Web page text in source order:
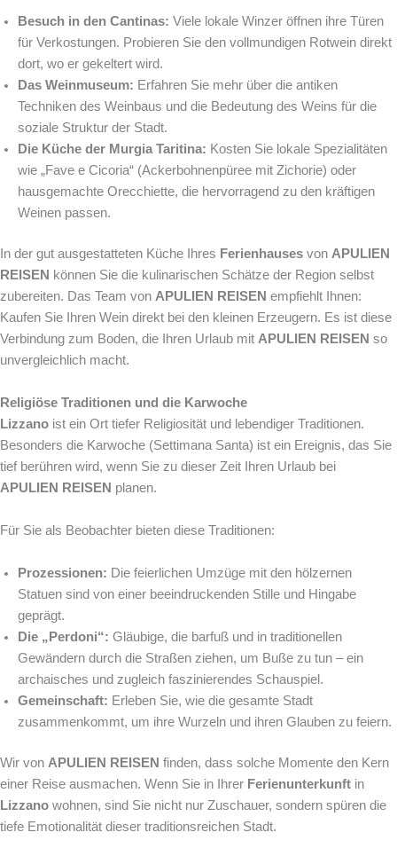
Besuch in den Cantinas: Viele lokale Winzer öffnen ihre Türen
für Verkostungen. Probieren Sie den vollmundigen Rotwein direkt
dort, wo er gekeltert wird.
Das Weinmuseum: Erfahren Sie mehr über die antiken
Techniken des Weinbaus und die Bedeutung des Weins für die
soziale Struktur der Stadt.
Die Küche der Murgia Taritina: Kosten Sie lokale Spezialitäten
wie „Fave e Cicoria“ (Ackerbohnenpüree mit Zichorie) oder
hausgemachte Orecchiette, die hervorragend zu den kräftigen
Weinen passen.
In der gut ausgestatteten Küche Ihres Ferienhauses von APULIEN
REISEN können Sie die kulinarischen Schätze der Region selbst
zubereiten. Das Team von APULIEN REISEN empfiehlt Ihnen:
Kaufen Sie Ihren Wein direkt bei den kleinen Erzeugern. Es ist diese
Verbindung zum Boden, die Ihren Urlaub mit APULIEN REISEN so
unvergleichlich macht.
Religiöse Traditionen und die Karwoche
Lizzano ist ein Ort tiefer Religiosität und lebendiger Traditionen.
Besonders die Karwoche (Settimana Santa) ist ein Ereignis, das Sie
tief berühren wird, wenn Sie zu dieser Zeit Ihren Urlaub bei
APULIEN REISEN planen.
Für Sie als Beobachter bieten diese Traditionen:
Prozessionen: Die feierlichen Umzüge mit den hölzernen
Statuen sind von einer beeindruckenden Stille und Hingabe
geprägt.
Die „Perdoni“: Gläubige, die barfuß und in traditionellen
Gewändern durch die Straßen ziehen, um Buße zu tun – ein
archaisches und zugleich faszinierendes Schauspiel.
Gemeinschaft: Erleben Sie, wie die gesamte Stadt
zusammenkommt, um ihre Wurzeln und ihren Glauben zu feiern.
Wir von APULIEN REISEN finden, dass solche Momente den Kern
einer Reise ausmachen. Wenn Sie in Ihrer Ferienunterkunft in
Lizzano wohnen, sind Sie nicht nur Zuschauer, sondern spüren die
tiefe Emotionalität dieser traditionsreichen Stadt.